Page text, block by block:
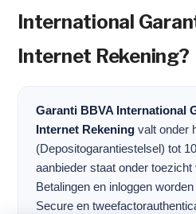
International
Internet Rekening?
Garanti BBVA International
Internet Rekening valt onder
(Depositogarantiestelsel) tot
aanbieder staat onder
Betalingen en inloggen
Secure en